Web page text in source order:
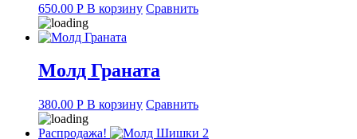
650.00 Р В корзину Сравнить
Молд Граната
380.00 Р В корзину Сравнить
Распродажа!